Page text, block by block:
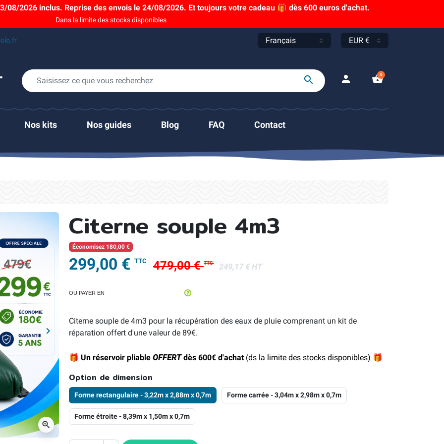
2026 inclus. Reprise des envois le 24/08/2026. Et toujours votre cadeau 🎁 dès 600 euros d'achat.
Dans la limite des stocks disponibles
search person shopping_basket
0
Nos kits Nos guides Blog FAQ Contact
Suivant
keyboard_arrow_right
zoom_in
Citerne souple 4m3
Économisez 180,00 €
299,00 € TTC 479,00 €TTC 249,17 € HT
OU PAYER EN
Citerne souple de 4m3 pour la récupération des eaux de pluie comprenant un kit de
réparation offert d'une valeur de 89€.
🎁 Un réservoir pliable OFFERTdès 600€ d'achat (ds la limite des stocks disponibles) 🎁
Option de dimension
Forme rectangulaire - 3,22m x 2,88m x 0,7m Forme carrée - 3,04m x 2,98m x 0,7m
Forme étroite - 8,39m x 1,50m x 0,7m